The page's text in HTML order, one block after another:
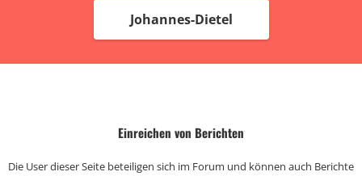
Johannes-Dietel
Einreichen von Berichten
Die User dieser Seite beteiligen sich im Forum und können auch Berichte